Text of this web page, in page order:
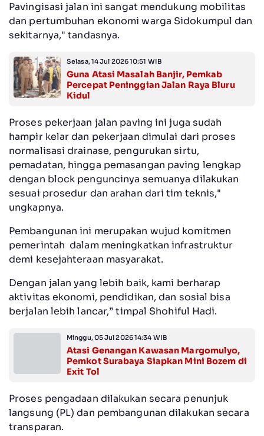
Pavingisasi jalan ini sangat mendukung mobilitas
dan pertumbuhan ekonomi warga Sidokumpul dan
sekitarnya," tandasnya.
Selasa, 14 Jul 2026 10:51 WIB
Guna Atasi Masalah Banjir, Pemkab
Percepat Peninggian Jalan Raya Bluru
Kidul
Proses pekerjaan jalan paving ini juga sudah
hampir kelar dan pekerjaan dimulai dari proses
normalisasi drainase, pengurukan sirtu,
pemadatan, hingga pemasangan paving lengkap
dengan block penguncinya semuanya dilakukan
sesuai prosedur dan arahan dari tim teknis,"
ungkapnya.
Pembangunan ini merupakan wujud komitmen
pemerintah dalam meningkatkan infrastruktur
demi kesejahteraan masyarakat.
Dengan jalan yang lebih baik, kami berharap
aktivitas ekonomi, pendidikan, dan sosial bisa
berjalan lebih lancar,” timpal Shohiful Hadi.
Minggu, 05 Jul 2026 14:34 WIB
Atasi Genangan Kawasan Margomulyo,
Pemkot Surabaya Siapkan Mini Bozem di
Exit Tol
Proses pengadaan dilakukan secara penunjuk
langsung (PL) dan pembangunan dilakukan secara
transparan.